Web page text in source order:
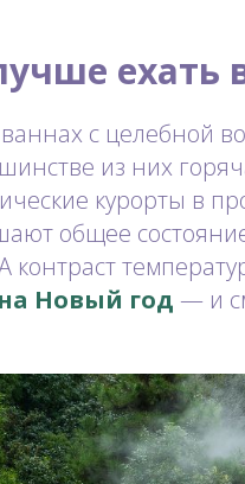
ехать
с целебной
из них
курорты в
общее
контраст
Новый год — и